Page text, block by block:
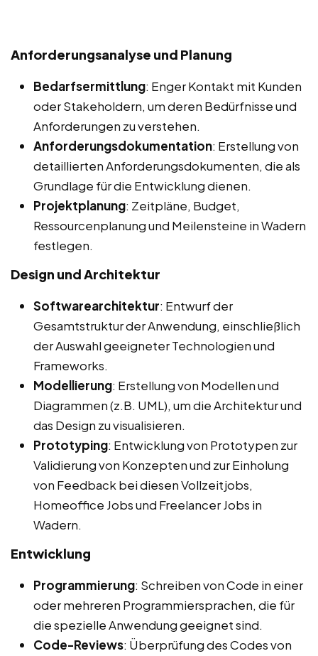
Anforderungsanalyse und Planung
Bedarfsermittlung: Enger Kontakt mit Kunden
oder Stakeholdern, um deren Bedürfnisse und
Anforderungen zu verstehen.
Anforderungsdokumentation: Erstellung von
detaillierten Anforderungsdokumenten, die als
Grundlage für die Entwicklung dienen.
Projektplanung: Zeitpläne, Budget,
Ressourcenplanung und Meilensteine in Wadern
festlegen.
Design und Architektur
Softwarearchitektur: Entwurf der
Gesamtstruktur der Anwendung, einschließlich
der Auswahl geeigneter Technologien und
Frameworks.
Modellierung: Erstellung von Modellen und
Diagrammen (z.B. UML), um die Architektur und
das Design zu visualisieren.
Prototyping: Entwicklung von Prototypen zur
Validierung von Konzepten und zur Einholung
von Feedback bei diesen Vollzeitjobs,
Homeoffice Jobs und Freelancer Jobs in
Wadern.
Entwicklung
Programmierung: Schreiben von Code in einer
oder mehreren Programmiersprachen, die für
die spezielle Anwendung geeignet sind.
Code-Reviews: Überprüfung des Codes von